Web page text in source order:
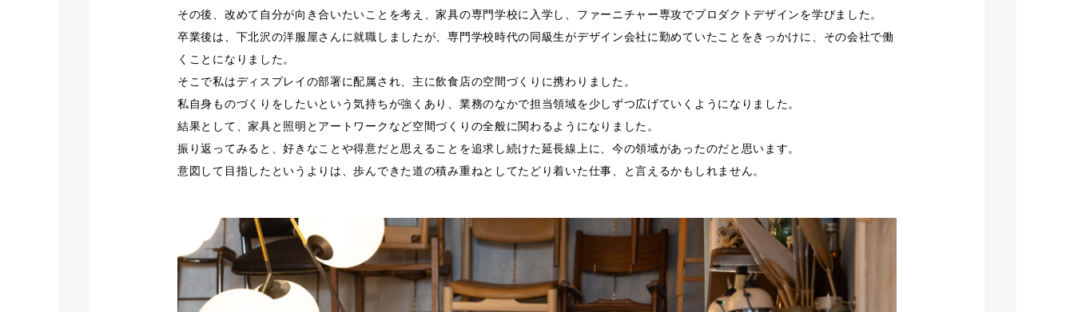
その後、改めて自分が向き合いたいことを考え、家具の専門学校に入学し、ファーニチャー専攻でプロダクトデザインを学びました。
卒業後は、下北沢の洋服屋さんに就職しましたが、専門学校時代の同級生がデザイン会社に勤めていたことをきっかけに、その会社で働
くことになりました。
そこで私はディスプレイの部署に配属され、主に飲食店の空間づくりに携わりました。
私自身ものづくりをしたいという気持ちが強くあり、業務のなかで担当領域を少しずつ広げていくようになりました。
結果として、家具と照明とアートワークなど空間づくりの全般に関わるようになりました。
振り返ってみると、好きなことや得意だと思えることを追求し続けた延長線上に、今の領域があったのだと思います。
意図して目指したというよりは、歩んできた道の積み重ねとしてたどり着いた仕事、と言えるかもしれません。